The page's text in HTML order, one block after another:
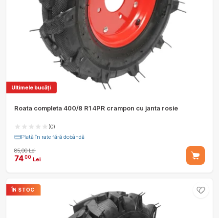
Ultimele bucăți
Roata completa 400/8 R1 4PR crampon cu janta rosie
(0)
Plată în rate fără dobândă
85,00 Lei
7400 Lei
ÎN STOC